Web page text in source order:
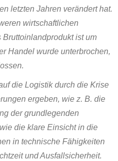
letzten Jahren verändert hat.
wirtschaftlichen
ist um
Handel wurde unterbrochen,
die Logistik durch die Krise
ergeben, wie z. B. die
der grundlegenden
die klare Einsicht in die
in technische Fähigkeiten
und Ausfallsicherheit.